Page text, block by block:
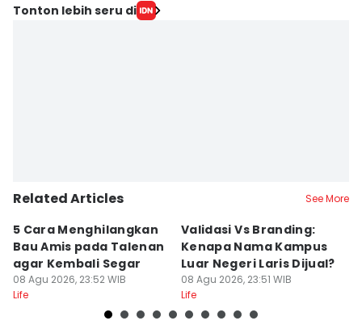
Editor
Tonton lebih seru di
Related Articles See More
5 Cara Menghilangkan
Bau Amis pada Talenan
agar Kembali Segar
08 Agu 2026, 23:52 WIB
Life
Validasi Vs Branding:
Kenapa Nama Kampus
Luar Negeri Laris Dijual?
08 Agu 2026, 23:51 WIB
Life